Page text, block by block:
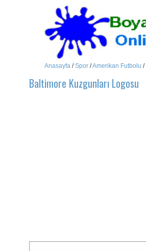
Anasayfa /Spor /Amerikan Futbolu /
Baltimore Kuzgunları Logosu